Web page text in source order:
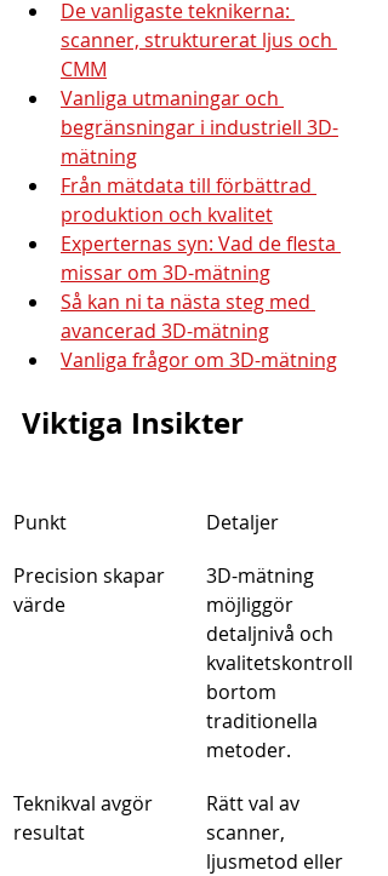
De vanligaste teknikerna:
scanner, strukturerat ljus och
CMM
Vanliga utmaningar och
begränsningar i industriell 3D-
mätning
Från mätdata till förbättrad
produktion och kvalitet
Experternas syn: Vad de flesta
missar om 3D-mätning
Så kan ni ta nästa steg med
avancerad 3D-mätning
Vanliga frågor om 3D-mätning
Viktiga Insikter
Punkt
Detaljer
Precision skapar
värde
3D-mätning
möjliggör
detaljnivå och
kvalitetskontroll
bortom
traditionella
metoder.
Teknikval avgör
resultat
Rätt val av
scanner,
ljusmetod eller